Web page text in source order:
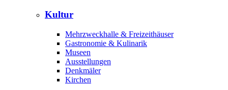
Kultur
Mehrzweckhalle & Freizeithäuser
Gastronomie & Kulinarik
Museen
Ausstellungen
Denkmäler
Kirchen